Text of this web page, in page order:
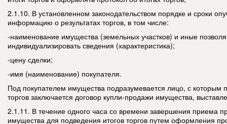
2.1.10. В установленном законодательством порядке и сроки
информацию о результатах торгов, в том числе:
-наименование имущества (земельных участков) и иные
индивидуализировать сведения (характеристика);
-цену сделки;
-имя (наименование) покупателя.
Под покупателем имущества подразумевается лицо, с которым
торгов заключается договор купли-продажи имущества,
2.1.11. В течение одного часа со времени завершения приема
имущества для подведения итогов торгов путем оформления